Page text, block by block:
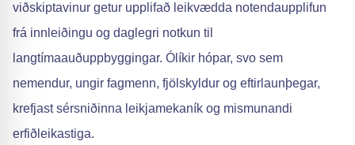
viðskiptavinur getur upplifað leikvædda notendaupplifun
frá innleiðingu og daglegri notkun til
langtímaauðuppbyggingar. Ólíkir hópar, svo sem
nemendur, ungir fagmenn, fjölskyldur og eftirlaunþegar,
krefjast sérsniðinna leikjamekaník og mismunandi
erfiðleikastiga.